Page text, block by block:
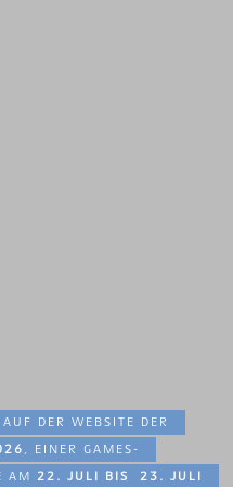
DER WEBSITE DER
, EINER GAMES-
AM 22. JULI BIS 23. JULI